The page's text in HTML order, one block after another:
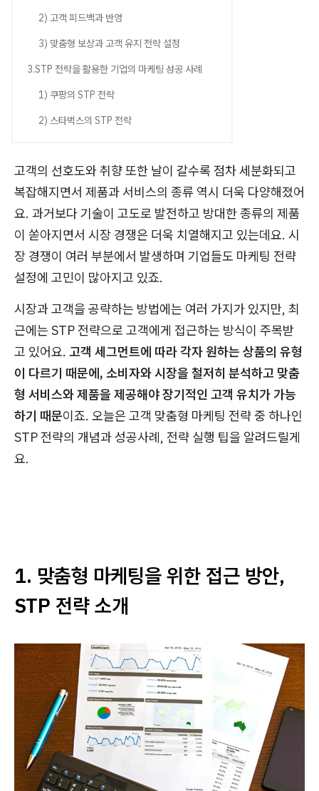
2) 고객 피드백과 반영
3) 맞춤형 보상과 고객 유지 전략 설정
3.STP 전략을 활용한 기업의 마케팅 성공 사례
1) 쿠팡의 STP 전략
2) 스타벅스의 STP 전략
고객의 선호도와 취향 또한 날이 갈수록 점차 세분화되고
복잡해지면서 제품과 서비스의 종류 역시 더욱 다양해졌어
요. 과거보다 기술이 고도로 발전하고 방대한 종류의 제품
이 쏟아지면서 시장 경쟁은 더욱 치열해지고 있는데요. 시
장 경쟁이 여러 부분에서 발생하며 기업들도 마케팅 전략
설정에 고민이 많아지고 있죠.
시장과 고객을 공략하는 방법에는 여러 가지가 있지만, 최
근에는 STP 전략으로 고객에게 접근하는 방식이 주목받
고 있어요. 고객 세그먼트에 따라 각자 원하는 상품의 유형
이 다르기 때문에, 소비자와 시장을 철저히 분석하고 맞춤
형 서비스와 제품을 제공해야 장기적인 고객 유치가 가능
하기 때문이죠. 오늘은 고객 맞춤형 마케팅 전략 중 하나인
STP 전략의 개념과 성공사례, 전략 실행 팁을 알려드릴게
요.
1. 맞춤형 마케팅을 위한 접근 방안,
STP 전략 소개